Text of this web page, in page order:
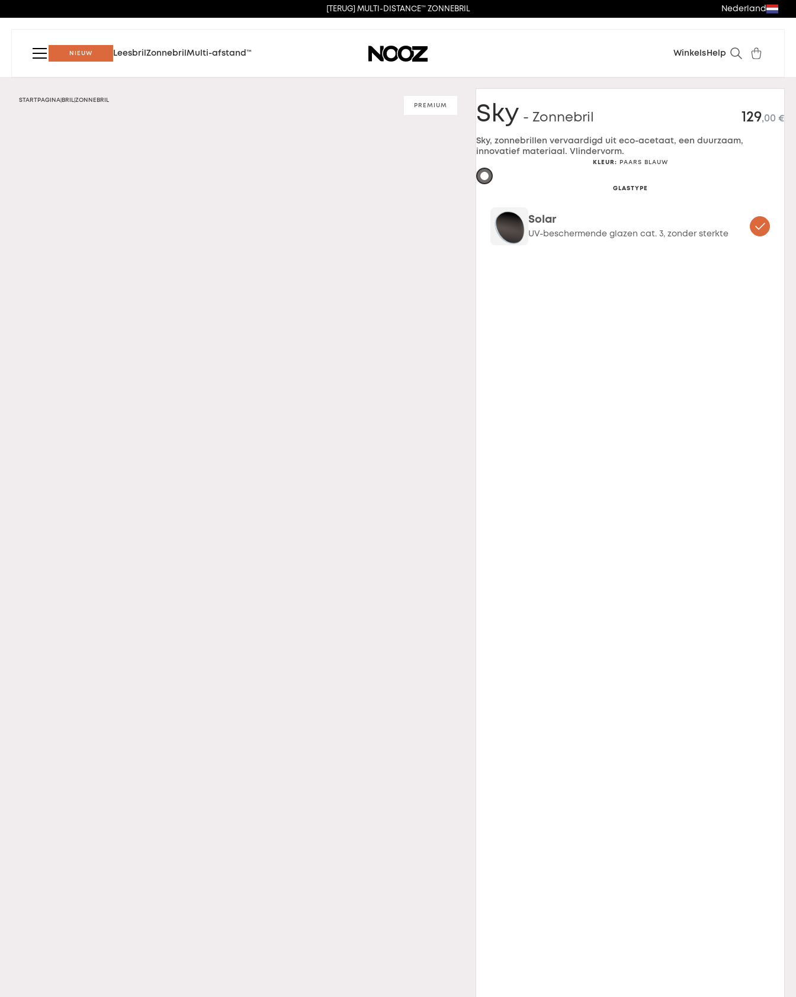
[TERUG] MULTI-DISTANCE™ ZONNEBRIL Nederland
NIEUW Leesbril Zonnebril Multi-afstand™ Winkels Help
STARTPAGINA BRIL ZONNEBRIL
PREMIUM
Sky - Zonnebril 129,00 €
Sky, zonnebrillen vervaardigd uit eco-acetaat, een duurzaam,
innovatief materiaal. Vlindervorm.
KLEUR : PAARS BLAUW
GLASTYPE
Solar
UV-beschermende glazen cat. 3, zonder sterkte